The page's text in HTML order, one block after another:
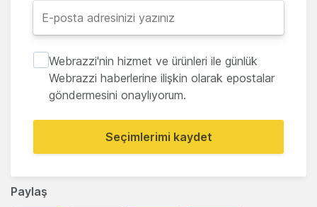
Paylaş
Webrazzi'nin hizmet ve ürünleri ile günlük
Webrazzi haberlerine ilişkin olarak epostalar
göndermesini onaylıyorum.
Seçimlerimi kaydet